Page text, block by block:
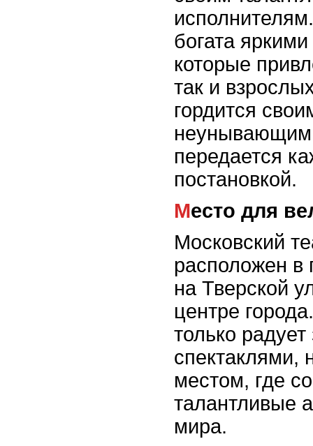
богата
которые
так и
гордится
неунывающим
передается
постановкой.
Место для
Московский
расположен в
на Тверской
центре
только
спектаклями,
местом, где
талантливые
мира.